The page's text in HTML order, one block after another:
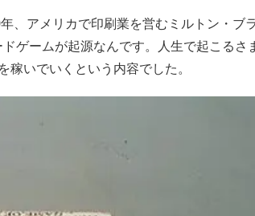
、アメリカで印刷業を営むミルトン・ブ
ゲームが起源なんです。人生で起こるさ
いでいくという内容でした。